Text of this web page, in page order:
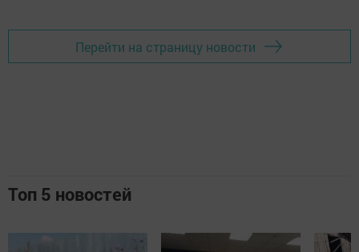
Перейти на страницу новости
Топ 5 новостей